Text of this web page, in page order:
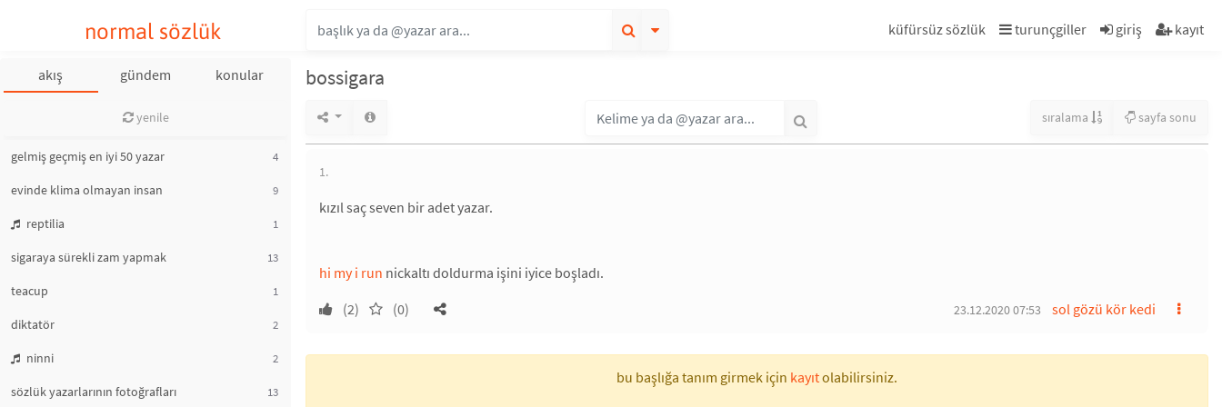
normal sözlük küfürsüz sözlük turunçgiller giriş kayıt
akış gündem konular
yenile
gelmiş geçmiş en iyi 50 yazar 4
evinde klima olmayan insan 9
reptilia 1
sigaraya sürekli zam yapmak 13
teacup 1
diktatör 2
ninni 2
sözlük yazarlarının fotoğrafları 13
bossigara
sıralama sayfa sonu
1.
kızıl saç seven bir adet yazar.
hi my i run nickaltı doldurma işini iyice boşladı.
(2)
(0) sol gözü kör kedi
23.12.2020 07:53
bu başlığa tanım girmek için kayıtolabilirsiniz.